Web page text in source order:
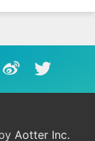
Aotter Inc.